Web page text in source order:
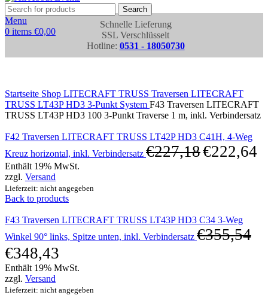
Search
Menu
0 items €0,00
Schnelle Lieferung
SSL Verschlüsselt
Hotline: 0531 - 18050730
Startseite Shop LITECRAFT TRUSS Traversen LITECRAFT
TRUSS LT43P HD3 3-Punkt System F43 Traversen LITECRAFT
TRUSS LT43P HD3 100 3-Punkt Traverse 1 m, inkl. Verbindersatz
F42 Traversen LITECRAFT TRUSS LT42P HD3 C41H, 4-Weg
Kreuz horizontal, inkl. Verbindersatz €227,18€222,64
Enthält 19% MwSt.
zzgl. Versand
Lieferzeit: nicht angegeben
Back to products
F43 Traversen LITECRAFT TRUSS LT43P HD3 C34 3-Weg
Winkel 90° links, Spitze unten, inkl. Verbindersatz €355,54
€348,43
Enthält 19% MwSt.
zzgl. Versand
Lieferzeit: nicht angegeben